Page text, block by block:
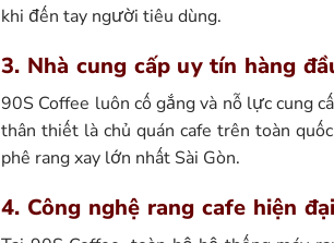
khi đến tay người tiêu dùng.
3. Nhà cung cấp uy tín hàng
90S Coffee luôn cố gắng và nỗ lực cung
thân thiết là chủ quán cafe trên toàn
phê rang xay lớn nhất Sài Gòn.
4. Công nghệ rang cafe hiện đại